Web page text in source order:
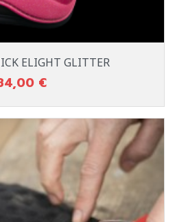
ELIGHT GLITTER
€